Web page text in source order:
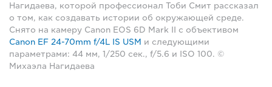
Нагидаева, которой профессионал Тоби Смит рассказал
о том, как создавать истории об окружающей среде.
Снято на камеру Canon EOS 6D Mark II с объективом
Canon EF 24-70mm f/4L IS USM и следующими
параметрами: 44 мм, 1/250 сек., f/5.6 и ISO 100. ©
Михаэла Нагидаева